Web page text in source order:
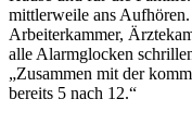
mittlerweile ans
Arbeiterkammer,
alle Alarmglocken
„Zusammen mit der
bereits 5 nach 12.“